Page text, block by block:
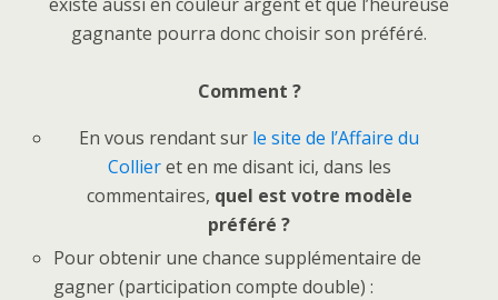
gagnante pourra donc choisir son préféré.
Comment ?
En vous rendant sur le site de l’Affaire du
Collieret en me disant ici, dans les
commentaires, quel est votre modèle
préféré ?
Pour obtenir une chance supplémentaire de
gagner (participation compte double) :